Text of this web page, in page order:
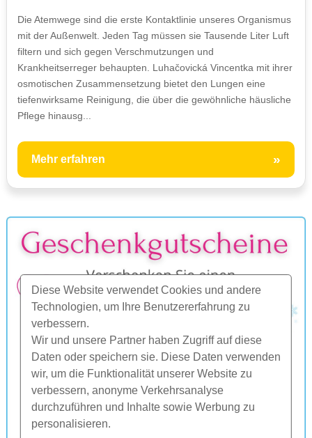
Diese Website verwendet Cookies und andere
Technologien, um Ihre Benutzererfahrung zu
verbessern.
Wir und unsere Partner haben Zugriff auf diese
Daten oder speichern sie. Diese Daten verwenden
wir, um die Funktionalität unserer Website zu
verbessern, anonyme Verkehrsanalyse
durchzuführen und Inhalte sowie Werbung zu
personalisieren.
Die Atemwege sind die erste Kontaktlinie unseres Organismus
mit der Außenwelt. Jeden Tag müssen sie Tausende Liter Luft
filtern und sich gegen Verschmutzungen und
Krankheitserreger behaupten. Luhačovická Vincentka mit ihrer
osmotischen Zusammensetzung bietet den Lungen eine
tiefenwirksame Reinigung, die über die gewöhnliche häusliche
Pflege hinausg...
Mehr erfahren »